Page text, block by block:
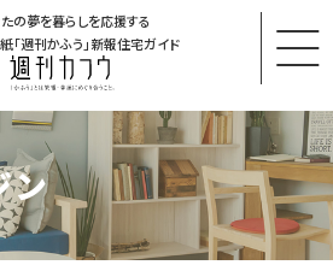
の夢を暮らしを応援する
「週刊かふう」新報住宅ガイド
ン